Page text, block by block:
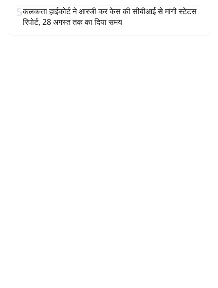
5कलकत्ता हाईकोर्ट ने आरजी कर केस की सीबीआई से मांगी स्टेटस
रिपोर्ट, 28 अगस्त तक का दिया समय